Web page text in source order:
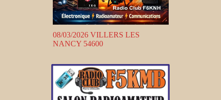
08/03/2026 VILLERS LES
NANCY 54600